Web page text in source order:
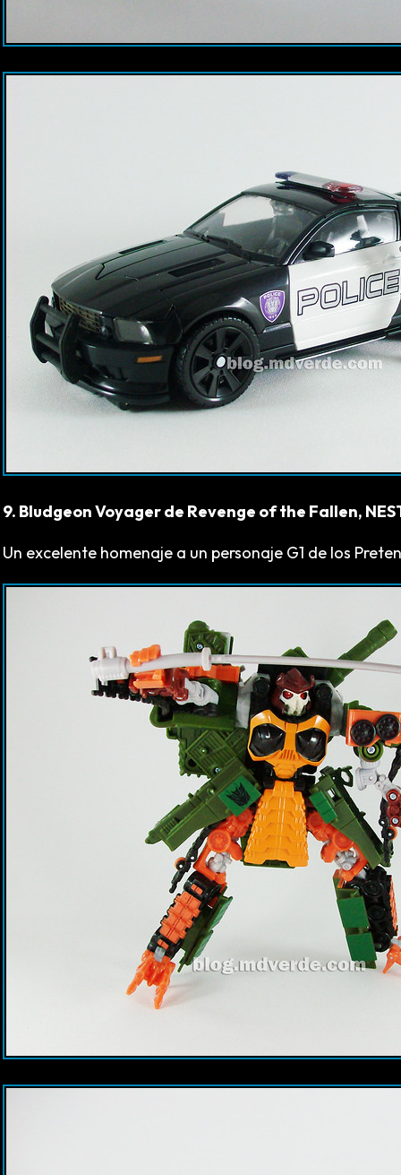
9. Bludgeon Voyager de Revenge of the Fallen,
Un excelente homenaje a un personaje G1 de los